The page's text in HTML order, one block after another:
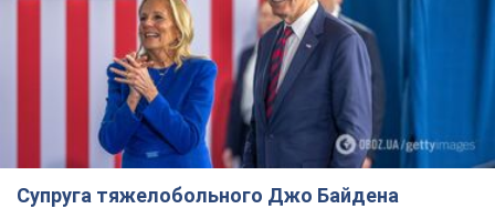
Супруга тяжелобольного Джо Байдена